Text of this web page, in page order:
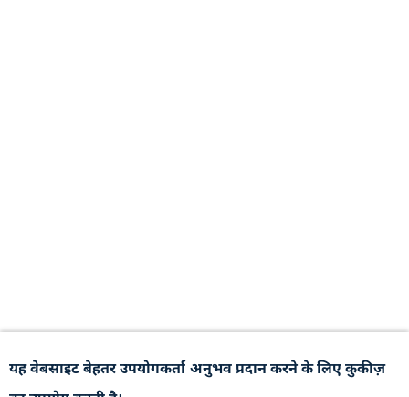
यह वेबसाइट बेहतर उपयोगकर्ता अनुभव प्रदान करने के लिए कुकीज़